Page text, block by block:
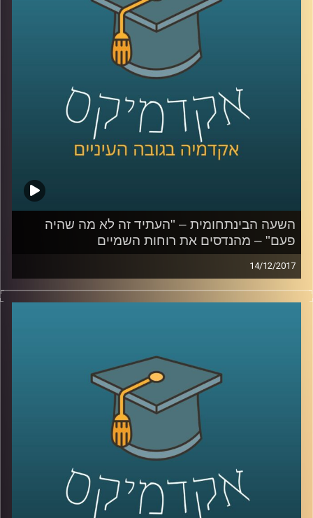
החמור. תמר עקוב על המסע שלה בהודו, שם
חקרה לעומק את הסוגיה ועמדה על פתרונות
אפשריים, וגם כיצד בעיות של שוויון, מגדר,
תרבות ופערים כלכליים משתקפים בבתי
השימוש שלנו .
AudioVersity
השעה הבינתחומית – "העתיד זה לא מה שהיה
פעם" – מהנדסים את רוחות השמיים
14/12/2017
כשהמלחמה בהתחממות הגלובלית לא בהכרח
הארץ. פרופסור יואב יאיר על המיזמים הנועזים
והמגלומניים ביותר בתחום. החל מצביעת
הכבישים והמדרכות בלבן דרך דישון
האוקיינוסים ועד זריעת נחילים של לווינים בחלל
שישמשו כתריס מבוקר מפני קרני השמש
קרדיט תמונות: AudioVersity